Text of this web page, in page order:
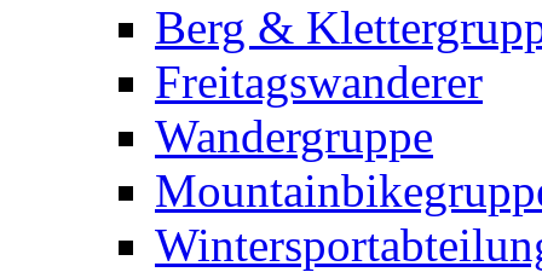
Berg &
Freitagswanderer
Wandergruppe